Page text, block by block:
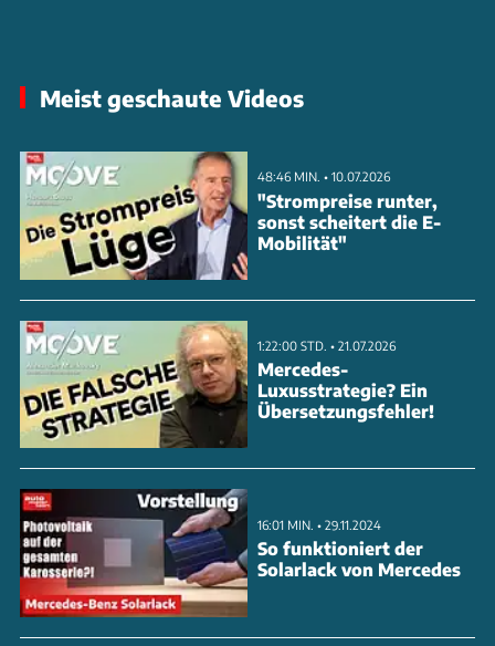
Meist geschaute Videos
48:46 MIN. • 10.07.2026
"Strompreise runter,
sonst scheitert die E-
Mobilität"
1:22:00 STD. • 21.07.2026
Mercedes-
Luxusstrategie? Ein
Übersetzungsfehler!
16:01 MIN. • 29.11.2024
So funktioniert der
Solarlack von Mercedes